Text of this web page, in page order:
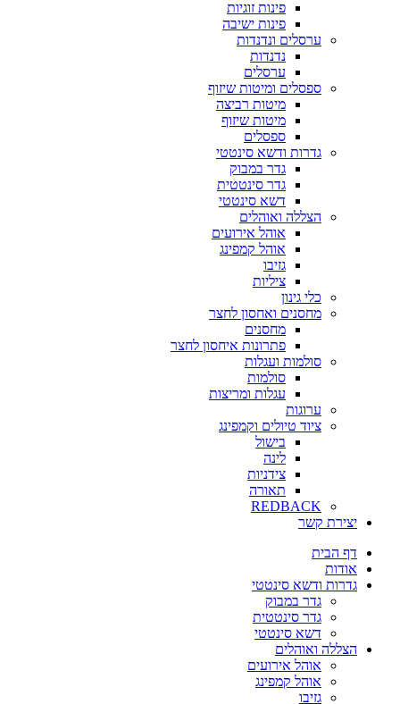
פינות זוגיות
פינות ישיבה
ערסלים ונדנדות
נדנדות
ערסלים
ספסלים ומיטות שיזוף
מיטות רביצה
מיטות שיזוף
ספסלים
גדרות ודשא סינטטי
גדר במבוק
גדר סינטטית
דשא סינטטי
הצללה ואוהלים
אוהל אירועים
אוהל קמפינג
גזיבו
ציליות
כלי גינון
מחסנים ואחסון לחצר
מחסנים
פתרונות איחסון לחצר
סולמות ועגלות
סולמות
עגלות ומריצות
ערוגות
ציוד טיולים וקמפינג
בישול
לינה
צידניות
תאורה
REDBACK
יצירת קשר
דף הבית
אודות
גדרות ודשא סינטטי
גדר במבוק
גדר סינטטית
דשא סינטטי
הצללה ואוהלים
אוהל אירועים
אוהל קמפינג
גזיבו